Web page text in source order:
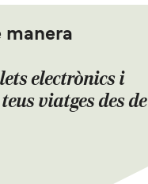
manera
electrònics i
viatges des de